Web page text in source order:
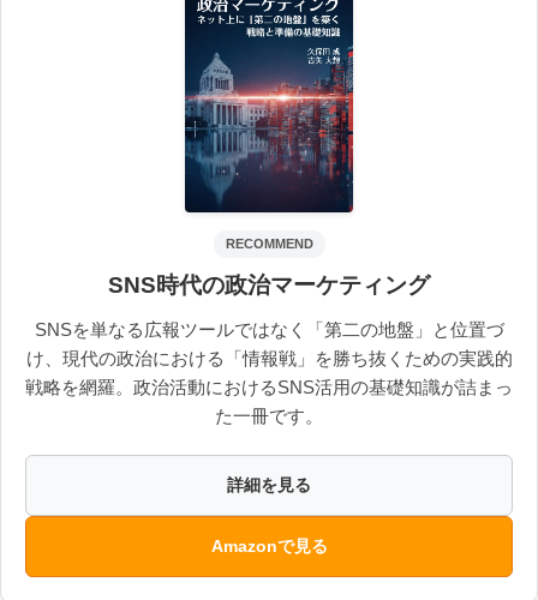
RECOMMEND
SNS時代の政治マーケティング
SNSを単なる広報ツールではなく「第二の地盤」と位置づ
け、現代の政治における「情報戦」を勝ち抜くための実践的
戦略を網羅。政治活動におけるSNS活用の基礎知識が詰まっ
た一冊です。
詳細を見る
Amazonで見る